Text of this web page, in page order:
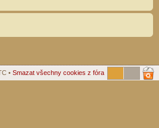
• Smazat všechny cookies z fóra